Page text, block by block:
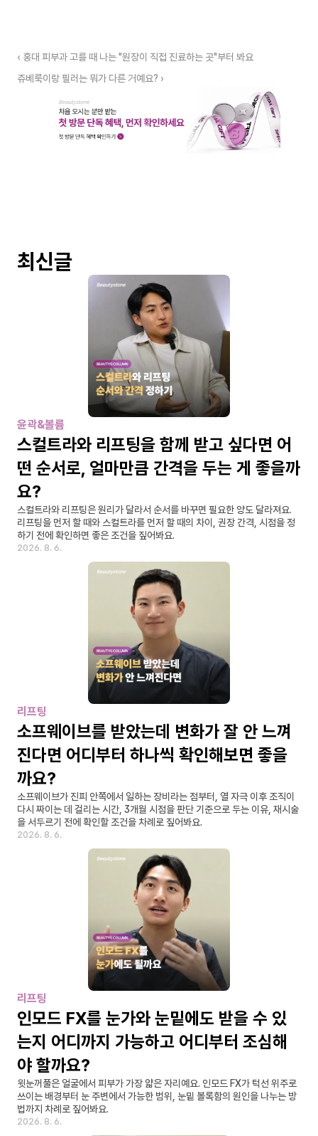
‹ 홍대 피부과 고를 때 나는 "원장이 직접 진료하는 곳"부터 봐요
쥬베룩이랑 필러는 뭐가 다른 거예요? ›
최신글
윤곽&볼륨
스컬트라와 리프팅을 함께 받고 싶다면 어
떤 순서로, 얼마만큼 간격을 두는 게 좋을까
요?
스컬트라와 리프팅은 원리가 달라서 순서를 바꾸면 필요한 양도 달라져요.
리프팅을 먼저 할 때와 스컬트라를 먼저 할 때의 차이, 권장 간격, 시점을 정
하기 전에 확인하면 좋은 조건을 짚어봐요.
2026. 8. 6.
리프팅
소프웨이브를 받았는데 변화가 잘 안 느껴
진다면 어디부터 하나씩 확인해보면 좋을
까요?
소프웨이브가 진피 안쪽에서 일하는 장비라는 점부터, 열 자극 이후 조직이
다시 짜이는 데 걸리는 시간, 3개월 시점을 판단 기준으로 두는 이유, 재시술
을 서두르기 전에 확인할 조건을 차례로 짚어봐요.
2026. 8. 6.
리프팅
인모드 FX를 눈가와 눈밑에도 받을 수 있
는지 어디까지 가능하고 어디부터 조심해
야 할까요?
윗눈꺼풀은 얼굴에서 피부가 가장 얇은 자리예요. 인모드 FX가 턱선 위주로
쓰이는 배경부터 눈 주변에서 가능한 범위, 눈밑 볼록함의 원인을 나누는 방
법까지 차례로 짚어봐요.
2026. 8. 6.